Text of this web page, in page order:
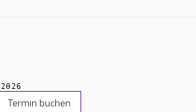
Termin buchen